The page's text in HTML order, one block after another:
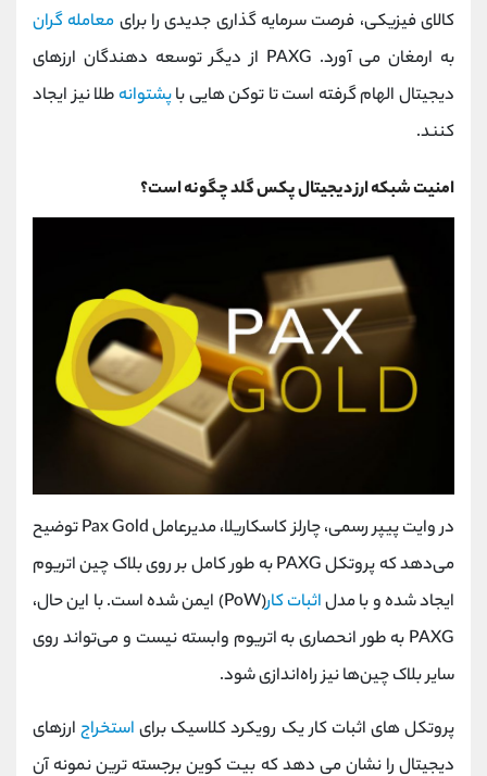
کالای فیزیکی، فرصت سرمایه گذاری جدیدی را برای معامله گران
به ارمغان می آورد. PAXG از دیگر توسعه دهندگان ارزهای
دیجیتال الهام گرفته است تا توکن هایی باپشتوانه طلا نیز ایجاد
کنند.
امنیت شبکه ارز دیجیتال پکس گلد چگونه است؟
در وایت پیپر رسمی، چارلز کاسکاریلا، مدیرعامل Pax Gold توضیح
می‌دهد که پروتکل PAXG به طور کامل بر روی بلاک چین اتریوم
ایجاد شده و با مدلاثبات کار
(PoW) ایمن شده است. با این حال،
PAXG به طور انحصاری به اتریوم وابسته نیست و می‌تواند روی
سایر بلاک چین‌ها نیز راه‌اندازی شود.
پروتکل های اثبات کار یک رویکرد کلاسیک برای استخراجارزهای
دیجیتال را نشان می دهد که بیت کوین برجسته ترین نمونه آن